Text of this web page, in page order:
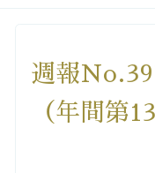
洗礼を希望される方
週報
（年間第